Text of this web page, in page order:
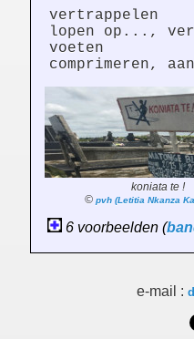
vertrappelen
lopen op...,
voeten
comprimeren,
koniata te !
© pvh (Letitia Nkanza
6 voorbeelden (
e-mail :